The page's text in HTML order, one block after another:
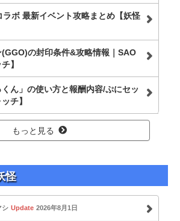
ラボ 最新イベント攻略まとめ【妖怪
(GGO)の封印条件&攻略情報｜SAO
】
くん」の使い方と報酬内容/ぷにセッ
チ】
もっと見る
怪
シ Update 2026年8月1日